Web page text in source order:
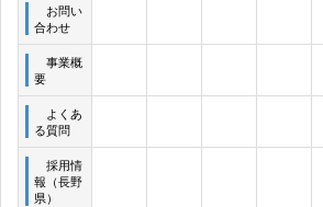
お問い
合わせ
事業概
要
よくあ
る質問
採用情
報（長野
県）